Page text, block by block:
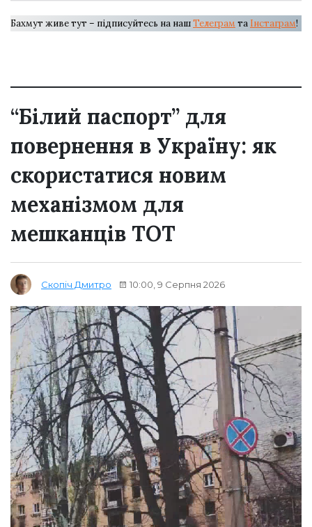
Бахмут живе тут – підписуйтесь на нашТелеграм та Інстаграм!
“Білий паспорт” для
повернення в Україну: як
скористатися новим
механізмом для
мешканців ТОТ
Скопіч Дмитро 10:00, 9 Серпня 2026